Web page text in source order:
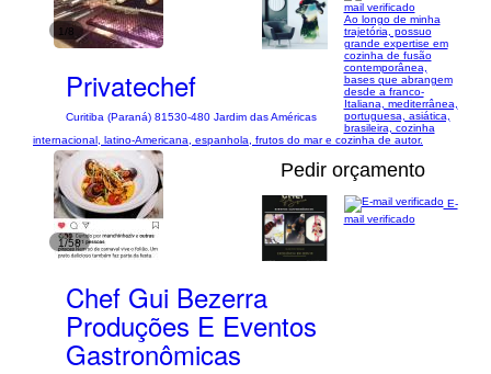
1/8
Privatechef
Curitiba (Paraná) 81530-480 Jardim das Américas
mail verificado
Ao longo de minha
trajetória, possuo
grande expertise em
cozinha de fusão
contemporânea,
bases que abrangem
desde a franco-
Italiana, mediterrânea,
portuguesa, asiática,
brasileira, cozinha
internacional, latino-Americana, espanhola, frutos do mar e cozinha de autor.
1/58
Pedir orçamento
Chef Gui Bezerra
Produções E Eventos
Gastronômicas
E-
mail verificado